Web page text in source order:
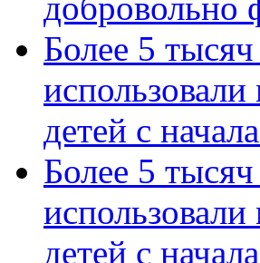
Более 5
детей с
Более 5
детей с